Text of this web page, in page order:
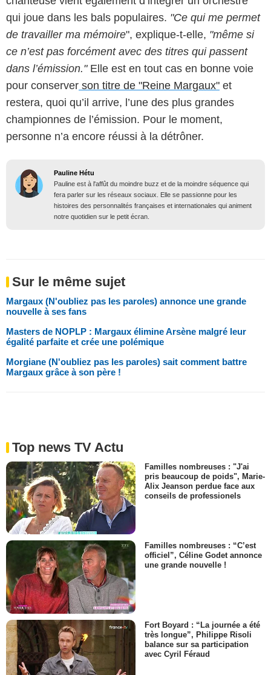
qui joue dans les bals populaires. "Ce qui me permet
de travailler ma mémoire", explique-t-elle, "même si
ce n’est pas forcément avec des titres qui passent
dans l’émission." Elle est en tout cas en bonne voie
pour conserver son titre de "Reine Margaux" et
restera, quoi qu’il arrive, l’une des plus grandes
championnes de l’émission. Pour le moment,
personne n’a encore réussi à la détrôner.
Pauline Hétu
Pauline est à l'affût du moindre buzz et de la moindre séquence qui
fera parler sur les réseaux sociaux. Elle se passionne pour les
histoires des personnalités françaises et internationales qui animent
notre quotidien sur le petit écran.
Sur le même sujet
Margaux (N'oubliez pas les paroles) annonce une grande
nouvelle à ses fans
Masters de NOPLP : Margaux élimine Arsène malgré leur
égalité parfaite et crée une polémique
Morgiane (N'oubliez pas les paroles) sait comment battre
Margaux grâce à son père !
Top news TV Actu
Familles nombreuses : "J'ai
pris beaucoup de poids", Marie-
Alix Jeanson perdue face aux
conseils de professionels
Familles nombreuses : “C’est
officiel”, Céline Godet annonce
une grande nouvelle !
Fort Boyard : “La journée a été
très longue”, Philippe Risoli
balance sur sa participation
avec Cyril Féraud